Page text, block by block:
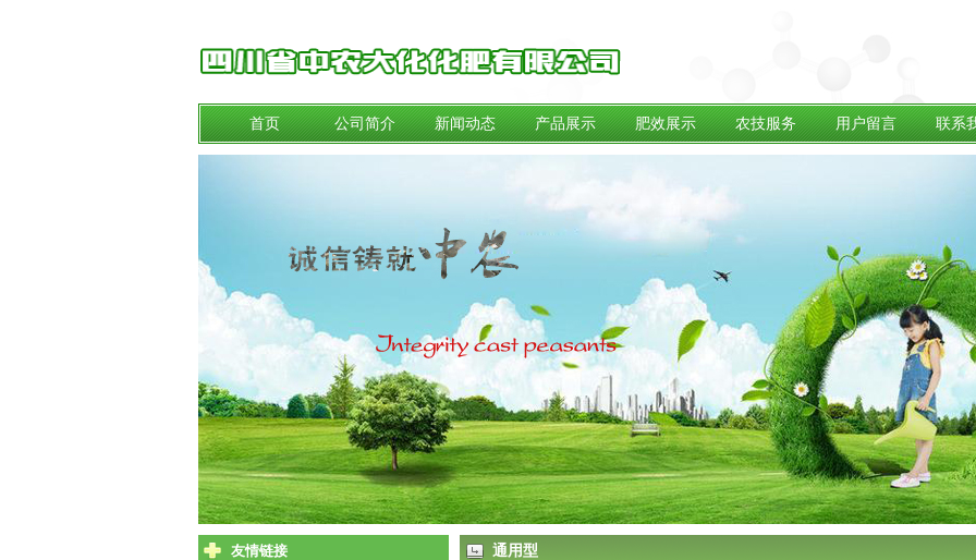
首页 公司简介 新闻动态 产品展示 肥效展示 农技服务 用户留言 联系
友情链接 通用型